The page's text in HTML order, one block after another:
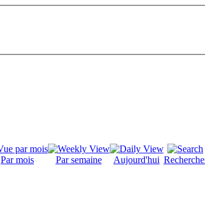
Par mois Par semaine Aujourd'hui